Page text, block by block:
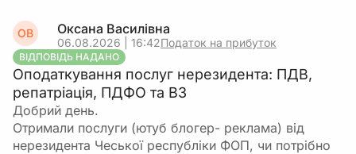
ОВ Оксана Василівна
06.08.2026 | 16:42Податок на прибуток
ВІДПОВІДЬ НАДАНО
Оподаткування послуг нерезидента: ПДВ,
репатріація, ПДФО та ВЗ
Добрий день.
Отримали послуги (ютуб блогер- реклама) від
нерезидента Чеської республіки ФОП, чи потрібно